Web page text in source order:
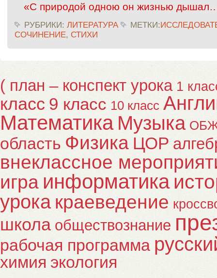
«С природой одною он жизнью
РУБРИКИ: ЛИТЕРАТУРА МЕТКИ:
СОЧИНЕНИЕ, СТИХИ
( план – конспект урока 1
класс 9 класс 10 класс
Математика Музыка
область Физика ЦОР
внеклассное
игра информатика
урока краеведение
школа обществознание
рабочая программа
химия экология